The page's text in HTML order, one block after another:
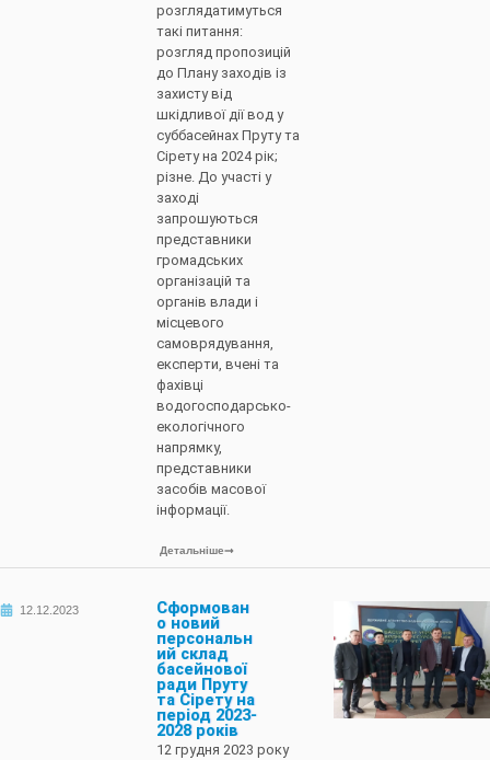
розглядатимуться
такі питання:
розгляд пропозицій
до Плану заходів із
захисту від
шкідливої дії вод у
суббасейнах Пруту та
Сірету на 2024 рік;
різне. До участі у
заході
запрошуються
представники
громадських
організацій та
органів влади і
місцевого
самоврядування,
експерти, вчені та
фахівці
водогосподарсько-
екологічного
напрямку,
представники
засобів масової
інформації.
Детальніше
12.12.2023
Сформован
о новий
персональн
ий склад
басейнової
ради Пруту
та Сірету на
період 2023-
2028 років
12 грудня 2023 року